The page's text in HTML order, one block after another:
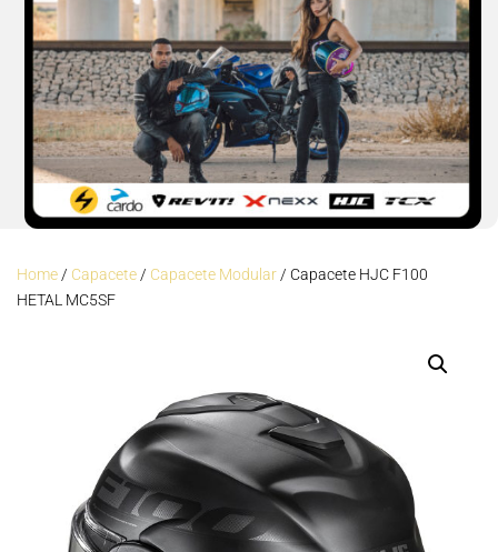
Home/ Capacete/ Capacete Modular/ Capacete HJC F100
HETAL MC5SF